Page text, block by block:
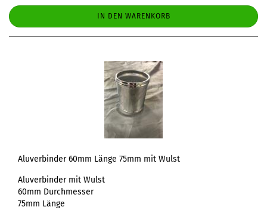
IN DEN WARENKORB
Aluverbinder 60mm Länge 75mm mit Wulst
Aluverbinder mit Wulst
60mm Durchmesser
75mm Länge